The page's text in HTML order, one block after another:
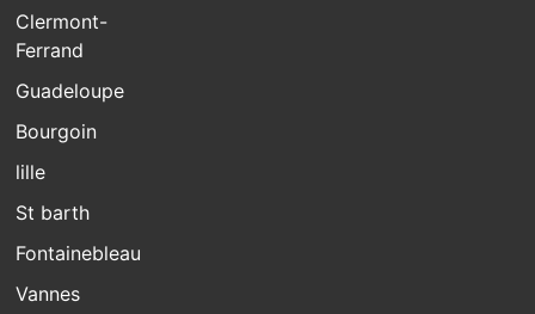
Clermont-
Ferrand
Guadeloupe
Bourgoin
lille
St barth
Fontainebleau
Vannes